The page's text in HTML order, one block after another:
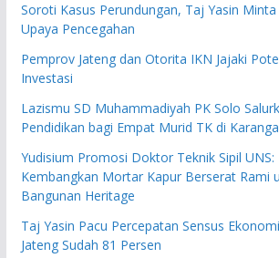
Soroti Kasus Perundungan, Taj Yasin
Upaya Pencegahan
Pemprov Jateng dan Otorita IKN Jajaki
Investasi
Lazismu SD Muhammadiyah PK Solo
Pendidikan bagi Empat Murid TK di
Yudisium Promosi Doktor Teknik Sipil UNS:
Kembangkan Mortar Kapur Berserat Rami
Bangunan Heritage
Taj Yasin Pacu Percepatan Sensus
Jateng Sudah 81 Persen